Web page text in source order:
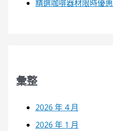
精選咖啡器材限時優惠
彙整
2026 年 4 月
2026 年 1 月